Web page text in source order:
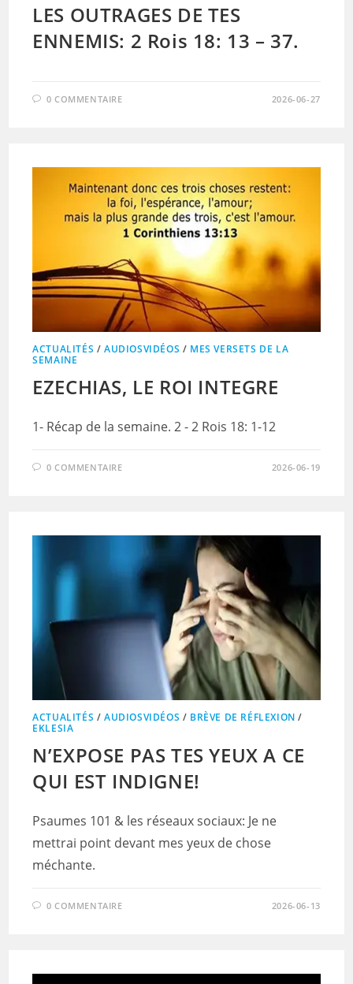
LES OUTRAGES DE TES
ENNEMIS: 2 Rois 18: 13 – 37.
0 COMMENTAIRE 2026-06-27
ACTUALITÉS /AUDIOSVIDÉOS / MES VERSETS DE LA
SEMAINE
EZECHIAS, LE ROI INTEGRE
1- Récap de la semaine. 2 - 2 Rois 18: 1-12
0 COMMENTAIRE 2026-06-19
ACTUALITÉS /AUDIOSVIDÉOS / BRÈVE DE RÉFLEXION /
EKLESIA
N’EXPOSE PAS TES YEUX A CE
QUI EST INDIGNE!
Psaumes 101 & les réseaux sociaux: Je ne
mettrai point devant mes yeux de chose
méchante.
0 COMMENTAIRE 2026-06-13